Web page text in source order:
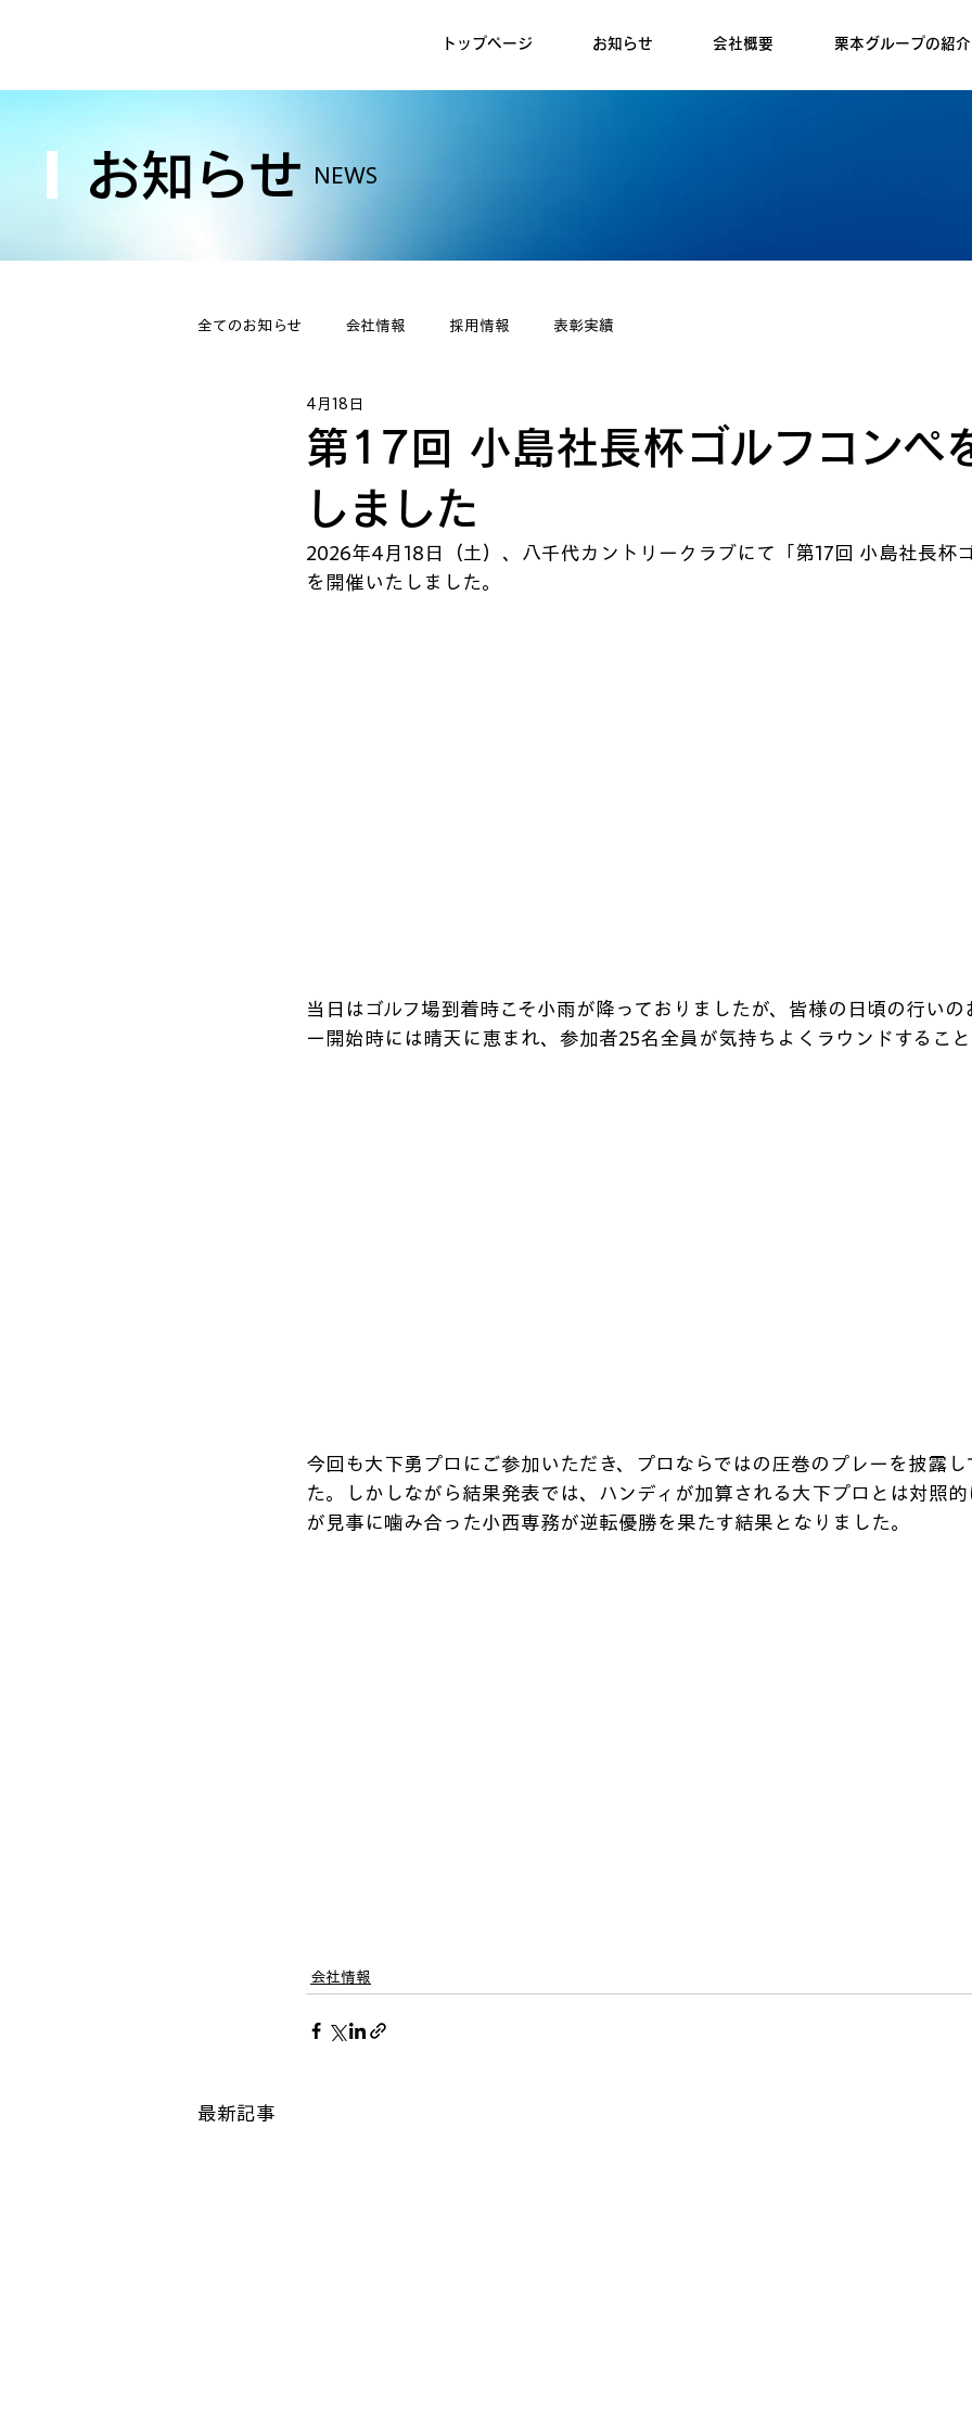
トップページ お知らせ 会社概要 栗本グループの紹介
お知らせ NEWS
全てのお知らせ 会社情報 採用情報 表彰実績
第17回 小島社長杯ゴルフコンペ
しました
4月18日
2026年4月18日（土）、八千代カントリークラブにて「第17回 小島社長杯ゴ
を開催いたしました。
当日はゴルフ場到着時こそ小雨が降っておりましたが、皆様の日頃の行いの
ー開始時には晴天に恵まれ、参加者25名全員が気持ちよくラウンドすること
今回も大下勇プロにご参加いただき、プロならではの圧巻のプレーを披露し
た。しかしながら結果発表では、ハンディが加算される大下プロとは対照
が見事に噛み合った小西専務が逆転優勝を果たす結果となりました。
会社情報
最新記事